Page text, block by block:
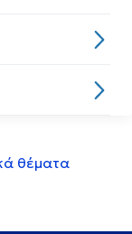
θέματα